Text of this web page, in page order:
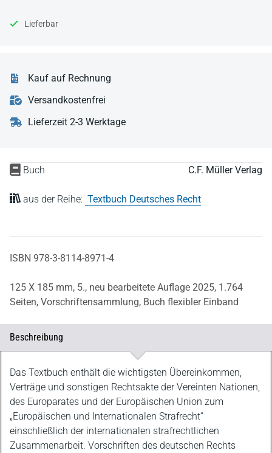
Buch C.F. Müller Verlag
aus der Reihe: Textbuch Deutsches Recht
ISBN 978-3-8114-8971-4
125 X 185 mm, 5., neu bearbeitete Auflage 2025, 1.764
Seiten, Vorschriftensammlung, Buch flexibler Einband
Lieferbar
Kauf auf Rechnung
Versandkostenfrei
Lieferzeit 2-3 Werktage
Beschreibung
Beschreibung
Das Textbuch enthält die wichtigsten Übereinkommen,
Verträge und sonstigen Rechtsakte der Vereinten Nationen,
des Europarates und der Europäischen Union zum
„Europäischen und Internationalen Strafrecht“
einschließlich der internationalen strafrechtlichen
Zusammenarbeit. Vorschriften des deutschen Rechts